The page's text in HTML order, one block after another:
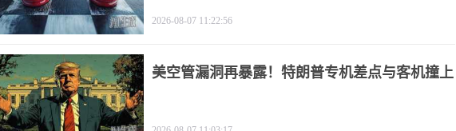
2026-08-07 11:22:56
美空管漏洞再暴露！特朗普专机差点与客机撞上